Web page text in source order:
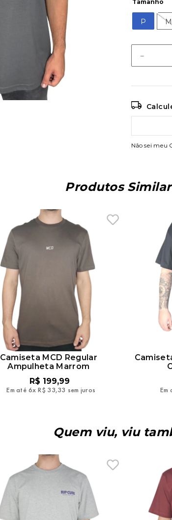
Tamanho
P M
－
Não sei meu
Produtos
Camiseta MCD Regular
Ampulheta Marrom
R$ 199,99
Em até 6x R$ 33,33 sem juros Em
Quem viu, viu